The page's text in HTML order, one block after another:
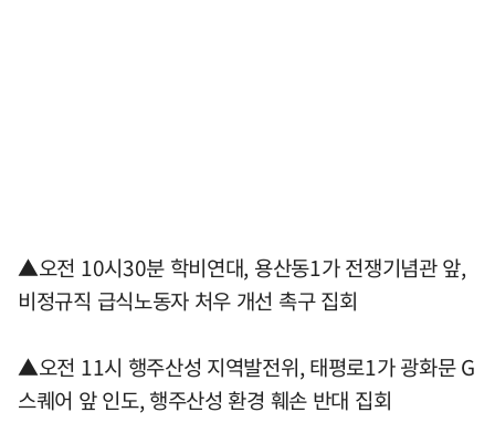
▲오전 10시30분 학비연대, 용산동1가 전쟁기념관 앞,
비정규직 급식노동자 처우 개선 촉구 집회
▲오전 11시 행주산성 지역발전위, 태평로1가 광화문 G
스퀘어 앞 인도, 행주산성 환경 훼손 반대 집회